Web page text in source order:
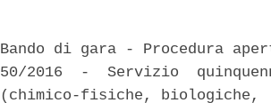
Bando di gara - Procedura
50/2016  -  Servizio
(chimico-fisiche, biologiche,